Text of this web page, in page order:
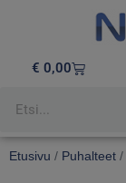
€ 0,00
Etusivu / Puhalteet /